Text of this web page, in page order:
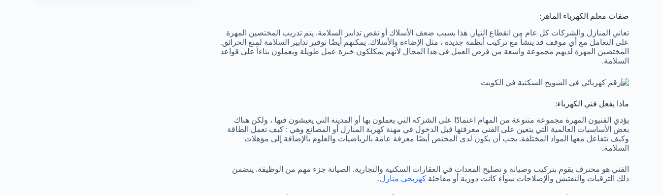
صفات معلم الكهرباء الماهر:
تعاني المنازل والشركات كل عام من انقطاع التيار. هذا بسبب ضعف الأسلاك أو نقص تدابير السلامة. يتم تدريب المختصين المهرة
على التعامل مع أي موقف قد ينشأ مع تركيب أنظمة جديدة ، مثل الإضاءة والأسلاك. يمكنهم أيضًا توفير تدابير السلامة لمنع الحرائق.
المختصين المهرة لديهم مجموعة واسعة من فرص العمل في هذا المجال لأنهم يمكلكون خبرة عمل طويلة ويعملون بناءاً على قواعد
السلامة.
ماذا يفعل فني الكهرباء:
يؤدي الفنيون المهرة مجموعة متنوعة من المهام اعتمادًا على الشركة التي يعملون بها أو المدينة التي يعيشون فيها ، ولكن هناك
بعض الأساسيات العالمية التي يتعين على الفني معرفتها قبل الدخول في مهنة كهربة المنازل أو المصانع وهي : كيف تعمل الطاقة
وكيف تتفاعل معها المواد المختلفة. يجب أن يكون لدى المختص أيضًا معرفة عامة بالرياضيات والعلوم بالإضافة إلى مؤهلات
السلامة.
الفني هو محترف يقوم بتركيب وصيانة و تصليح المعدات في العقارات السكنية والتجارية. الصيانة جزء مهم من الوظيفة. يتضمن
ذلك الترقيات والتفتيش والإصلاحات سواء كانت دورية أو مفاجئةكهربجي منازل.